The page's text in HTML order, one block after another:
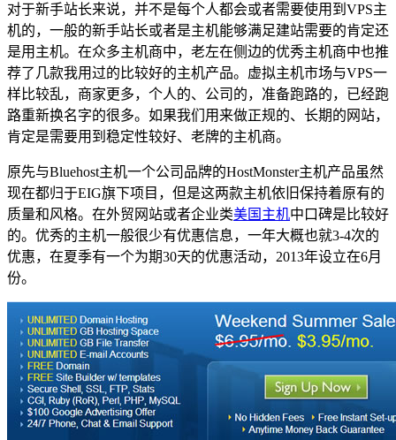
对于新手站长来说，并不是每个人都会或者需要使用到VPS主
机的，一般的新手站长或者是主机能够满足建站需要的肯定还
是用主机。在众多主机商中，老左在侧边的优秀主机商中也推
荐了几款我用过的比较好的主机产品。虚拟主机市场与VPS一
样比较乱，商家更多，个人的、公司的，准备跑路的，已经跑
路重新换名字的很多。如果我们用来做正规的、长期的网站，
肯定是需要用到稳定性较好、老牌的主机商。
原先与Bluehost主机一个公司品牌的HostMonster主机产品虽然
现在都归于EIG旗下项目，但是这两款主机依旧保持着原有的
质量和风格。在外贸网站或者企业类美国主机中口碑是比较好
的。优秀的主机一般很少有优惠信息，一年大概也就3-4次的
优惠，在夏季有一个为期30天的优惠活动，2013年设立在6月
份。